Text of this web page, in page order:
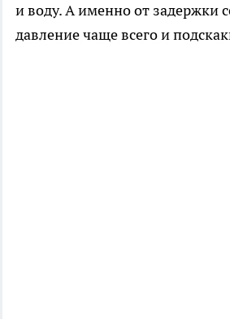
и воду. А именно от задержки
давление чаще всего и